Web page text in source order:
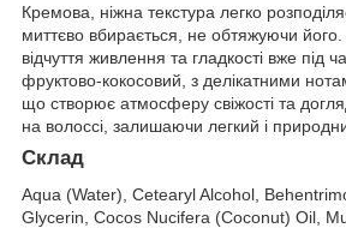
Кремова, ніжна текстура легко
миттєво вбирається, не обтяжуючи
відчуття живлення та гладкості вже під
фруктово-кокосовий, з делікатними
що створює атмосферу свіжості та
на волоссі, залишаючи легкий і
Cклад
Aqua (Water), Cetearyl Alcohol,
Glycerin, Cocos Nucifera (Coconut) Oil,